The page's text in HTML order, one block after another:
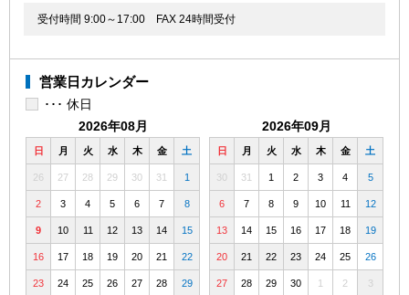
受付時間 9:00～17:00 FAX 24時間受付
営業日カレンダー
･･･ 休日
2026年08月
日 月 火 水 木 金 土
26 27 28 29 30 31 1
2 3 4 5 6 7 8
9 10 11 12 13 14 15
16 17 18 19 20 21 22
23 24 25 26 27 28 29
2026年09月
日 月 火 水 木 金 土
30 31 1 2 3 4 5
6 7 8 9 10 11 12
13 14 15 16 17 18 19
20 21 22 23 24 25 26
27 28 29 30 1 2 3